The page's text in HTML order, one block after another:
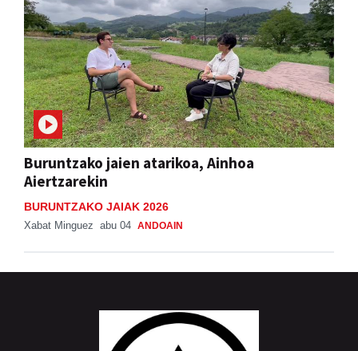
Buruntzako jaien atarikoa, Ainhoa
Aiertzarekin
BURUNTZAKO JAIAK 2026
Xabat Minguez abu 04 ANDOAIN